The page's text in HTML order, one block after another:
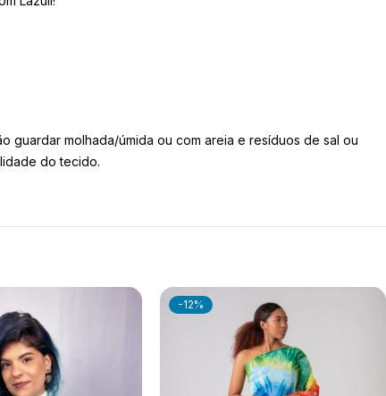
guardar molhada/úmida ou com areia e resíduos de sal ou
do tecido.
-12%